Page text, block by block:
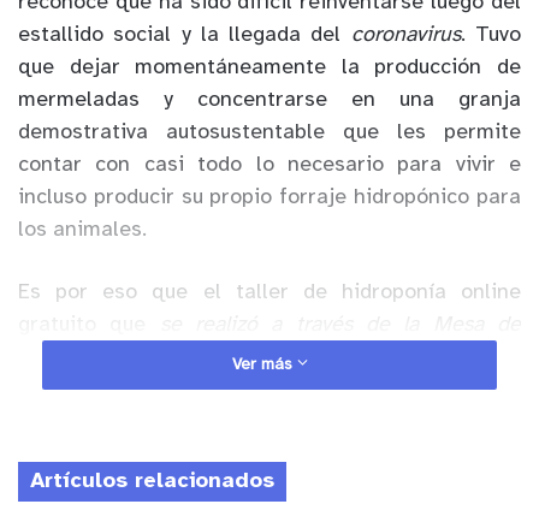
estallido social y la llegada del coronavirus. Tuvo
que dejar momentáneamente la producción de
mermeladas y concentrarse en una granja
demostrativa autosustentable que les permite
contar con casi todo lo necesario para vivir e
incluso producir su propio forraje hidropónico para
los animales.
Es por eso que el taller de hidroponía online
Jóvenes de INDAP fue una oportunidad para
perfeccionar sus conocimientos en este tipo de
lechugas hidropónicas. Tenía harta experiencia y
Ver más
Artículos relacionados